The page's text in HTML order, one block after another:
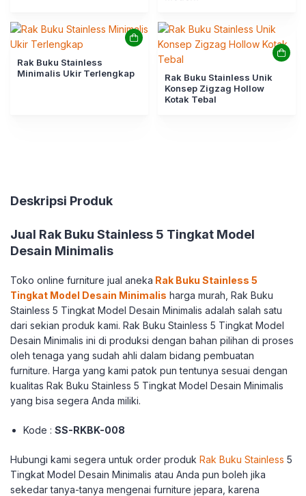
Rak Buku Stainless
Minimalis Ukir Terlengkap
Rak Buku Stainless Unik
Konsep Zigzag Hollow
Kotak Tebal
Deskripsi Produk
Jual Rak Buku Stainless 5 Tingkat Model
Desain Minimalis
Toko online furniture jual aneka Rak Buku Stainless 5
Tingkat Model Desain Minimalis harga murah, Rak Buku
Stainless 5 Tingkat Model Desain Minimalis adalah salah satu
dari sekian produk kami. Rak Buku Stainless 5 Tingkat Model
Desain Minimalis ini di produksi dengan bahan pilihan di proses
oleh tenaga yang sudah ahli dalam bidang pembuatan
furniture. Harga yang kami patok pun tentunya sesuai dengan
kualitas Rak Buku Stainless 5 Tingkat Model Desain Minimalis
yang bisa segera Anda miliki.
Kode :SS-RKBK-008
Hubungi kami segera untuk order produk Rak Buku Stainless 5
Tingkat Model Desain Minimalis atau Anda pun boleh jika
sekedar tanya-tanya mengenai furniture jepara, karena